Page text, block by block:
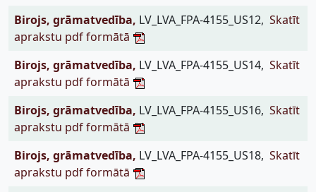
Birojs, grāmatvedība, LV_LVA_FPA-4155_US12, Skatīt
aprakstu pdf formātā
Birojs, grāmatvedība, LV_LVA_FPA-4155_US14, Skatīt
aprakstu pdf formātā
Birojs, grāmatvedība, LV_LVA_FPA-4155_US16, Skatīt
aprakstu pdf formātā
Birojs, grāmatvedība, LV_LVA_FPA-4155_US18, Skatīt
aprakstu pdf formātā